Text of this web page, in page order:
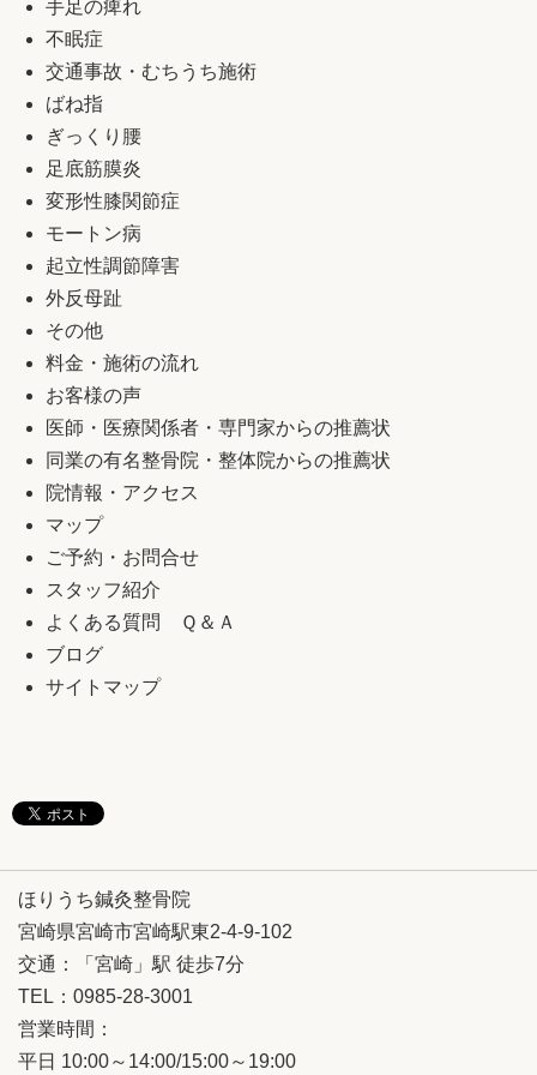
手足の痺れ
不眠症
交通事故・むちうち施術
ばね指
ぎっくり腰
足底筋膜炎
変形性膝関節症
モートン病
起立性調節障害
外反母趾
その他
料金・施術の流れ
お客様の声
医師・医療関係者・専門家からの推薦状
同業の有名整骨院・整体院からの推薦状
院情報・アクセス
マップ
ご予約・お問合せ
スタッフ紹介
よくある質問 Ｑ＆Ａ
ブログ
サイトマップ
ほりうち鍼灸整骨院
宮崎県宮崎市宮崎駅東2-4-9-102
交通：「宮崎」駅 徒歩7分
TEL：0985-28-3001
営業時間：
平日 10:00～14:00/15:00～19:00